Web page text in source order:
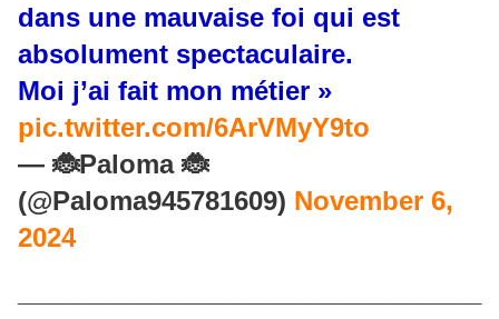
dans une mauvaise foi qui est
absolument spectaculaire.
Moi j’ai fait mon métier »
pic.twitter.com/6ArVMyY9to
— 🐞Paloma 🐞
(@Paloma945781609) November 6,
2024